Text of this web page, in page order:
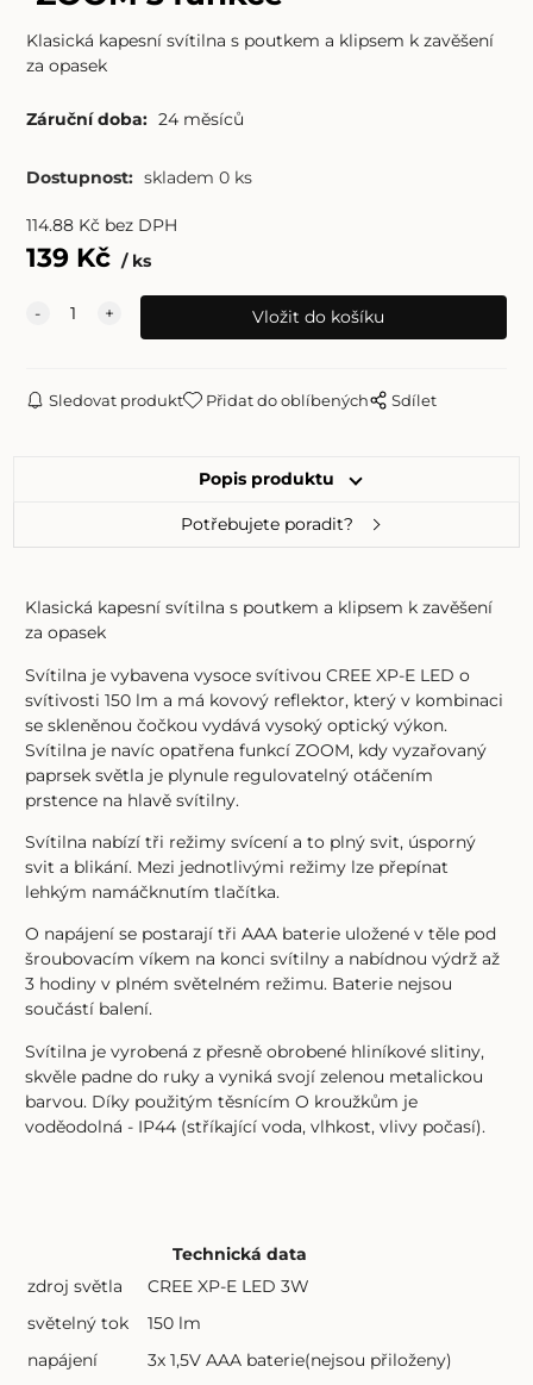
Klasická kapesní svítilna s poutkem a klipsem k zavěšení
za opasek
Záruční doba: 24 měsíců
Dostupnost: skladem 0 ks
114.88Kč bez DPH
139Kč ks
Sledovat produkt Přidat do oblíbených Sdílet
Popis produktu
Potřebujete poradit?
Klasická kapesní svítilna s poutkem a klipsem k zavěšení
za opasek
Svítilna je vybavena vysoce svítivou CREE XP-E LED o
svítivosti 150 lm a má kovový reflektor, který v kombinaci
se skleněnou čočkou vydává vysoký optický výkon.
Svítilna je navíc opatřena funkcí ZOOM, kdy vyzařovaný
paprsek světla je plynule regulovatelný otáčením
prstence na hlavě svítilny.
Svítilna nabízí tři režimy svícení a to plný svit, úsporný
svit a blikání. Mezi jednotlivými režimy lze přepínat
lehkým namáčknutím tlačítka.
O napájení se postarají tři AAA baterie uložené v těle pod
šroubovacím víkem na konci svítilny a nabídnou výdrž až
3 hodiny v plném světelném režimu. Baterie nejsou
součástí balení.
Svítilna je vyrobená z přesně obrobené hliníkové slitiny,
skvěle padne do ruky a vyniká svojí zelenou metalickou
barvou. Díky použitým těsnícím O kroužkům je
voděodolná - IP44 (stříkající voda, vlhkost, vlivy počasí).
Technická data
zdroj světla
CREE XP-E LED 3W
světelný tok
150 lm
napájení
3x 1,5V AAA baterie(nejsou přiloženy)